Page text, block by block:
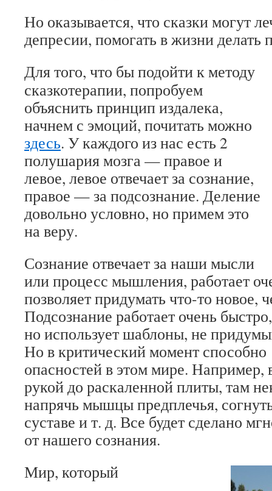
Но оказывается, что сказки могут
депресии, помогать в жизни делать
Для того, что бы подойти к методу
сказкотерапии, попробуем
объяснить принцип издалека,
начнем с эмоций, почитать можно
здесь. У каждого из нас есть 2
полушария мозга — правое и
левое, левое отвечает за сознание,
правое — за подсознание. Деление
довольно условно, но примем это
на веру.
Сознание отвечает за наши мысли
или процесс мышления, работает
позволяет придумать что-то новое,
Подсознание работает очень
но использует шаблоны, не
Но в критический момент
опасностей в этом мире. Например,
рукой до раскаленной плиты, там
напрячь мышцы предплечья,
суставе и т. д. Все будет сделано
от нашего сознания.
Мир, который